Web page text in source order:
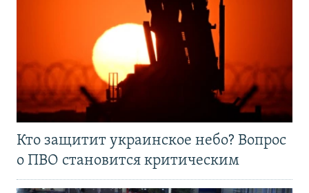
Кто защитит украинское небо? Вопрос
о ПВО становится критическим